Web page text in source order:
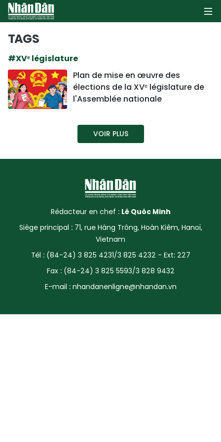
POLITIQUE
SOCIÉTÉ
CULTURE
TOURISME
ENVIRONNEMENT
SPORT
FRANCOPHONIE
TAGS
#XVᵉ législature
Plan de mise en œuvre des
élections de la XVᵉ législature de
l'Assemblée nationale
VOIR PLUS
Rédacteur en chef : Lê Quôc Minh
Siège principal : 71, rue Hàng Trông, Hoàn Kiêm, Hanoï,
Vietnam
Tél : (84-24) 3 825 4231/3 825 4232 - Ext: 227
Fax : (84-24) 3 825 5593/3 828 9432
E-mail : nhandanenligne@nhandan.vn